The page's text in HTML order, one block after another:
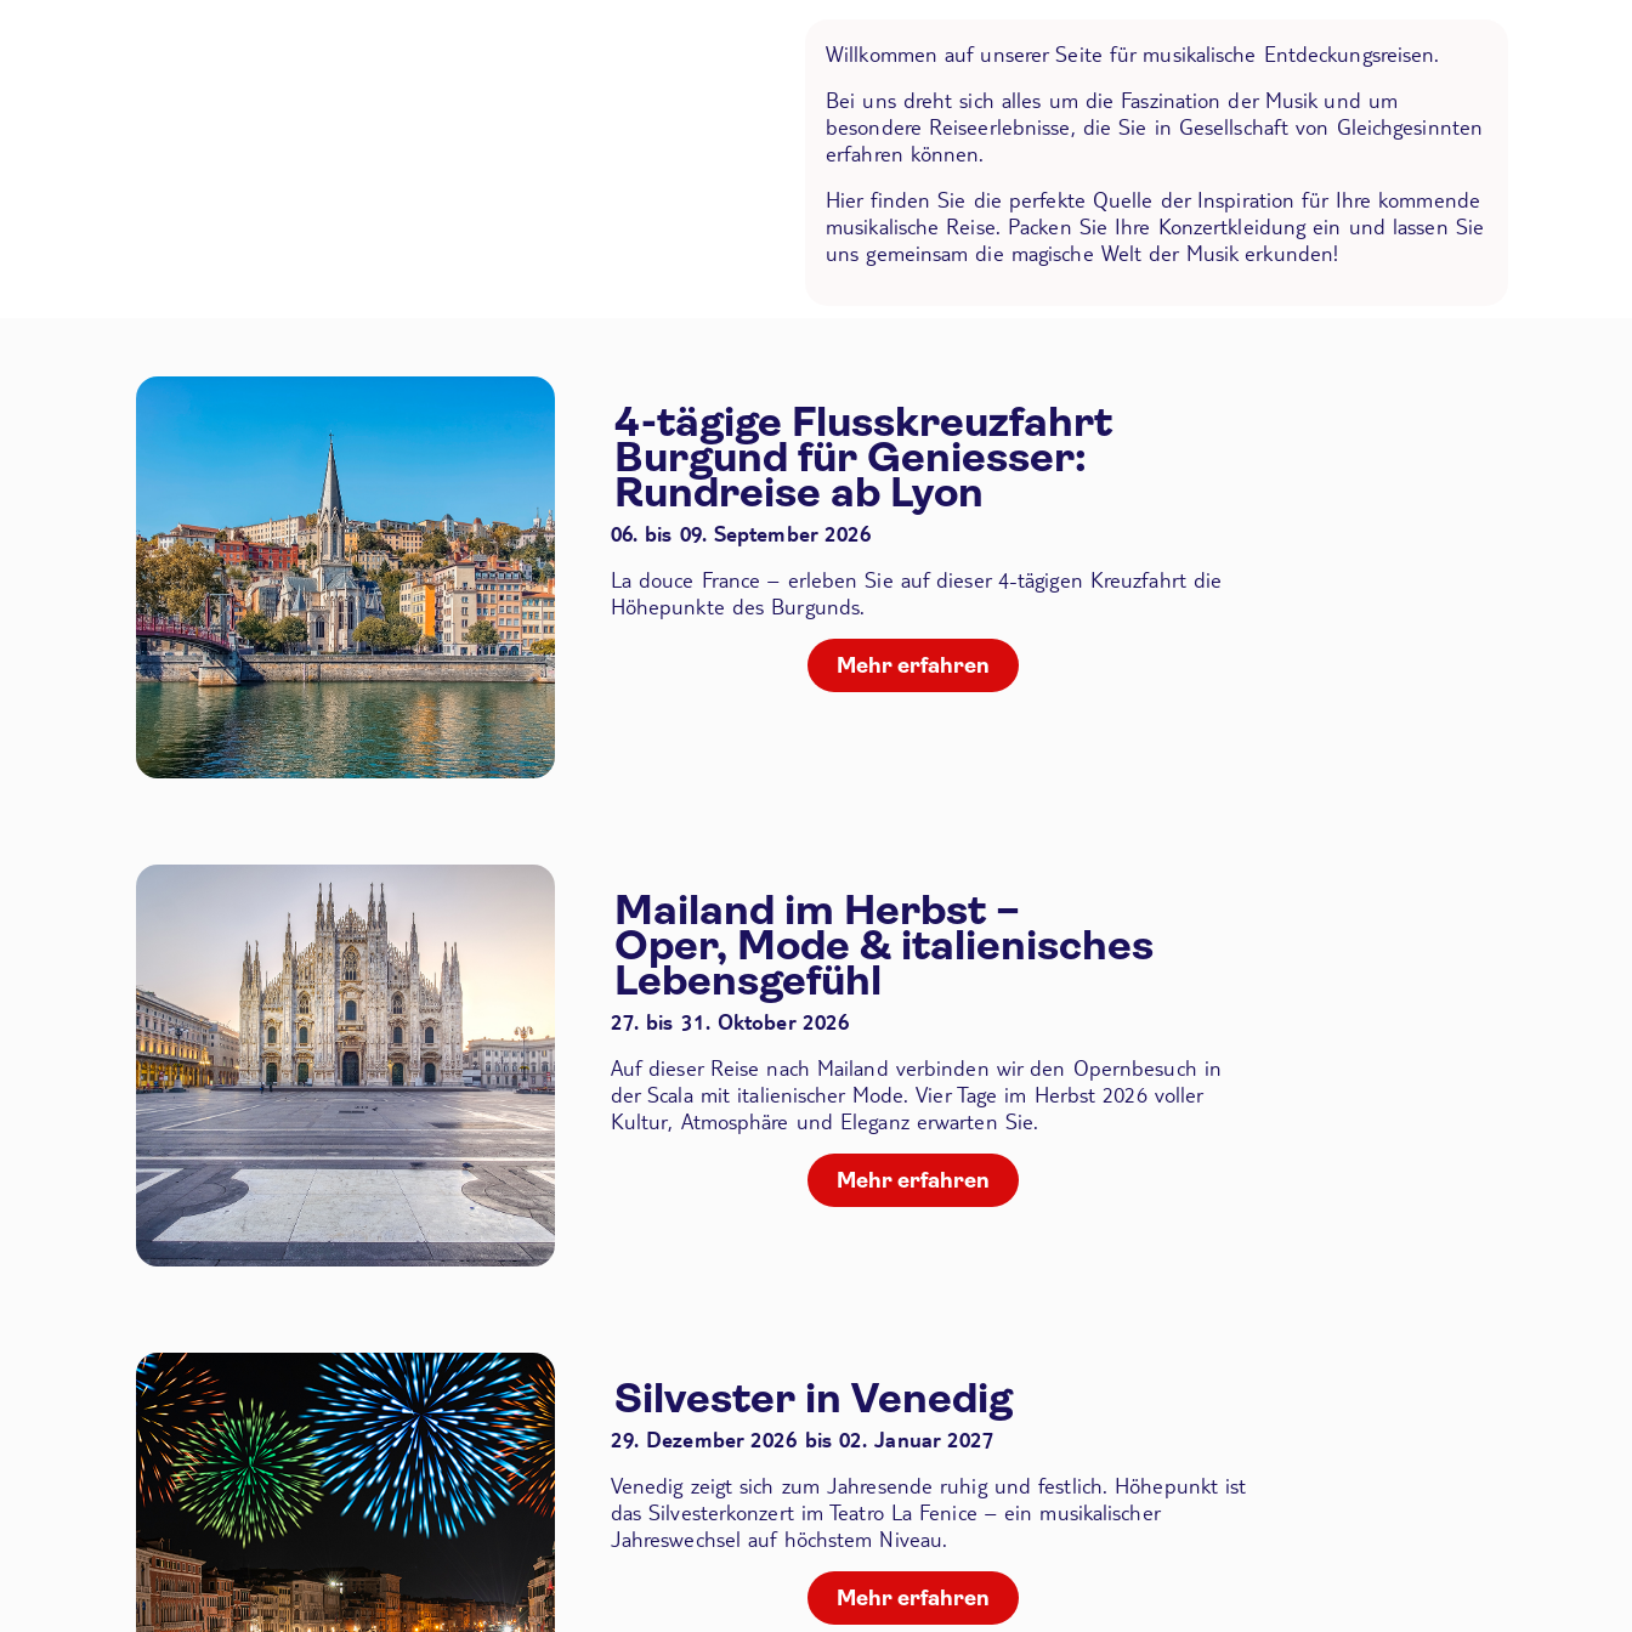
Willkommen auf unserer Seite für musikalische Entdeckungsreisen.
Bei uns dreht sich alles um die Faszination der Musik und um
besondere Reiseerlebnisse, die Sie in Gesellschaft von Gleichgesinnten
erfahren können.
Hier finden Sie die perfekte Quelle der Inspiration für Ihre kommende
musikalische Reise. Packen Sie Ihre Konzertkleidung ein und lassen Sie
uns gemeinsam die magische Welt der Musik erkunden!
4-tägige Flusskreuzfahrt
Burgund für Geniesser:
Rundreise ab Lyon
06. bis 09. September 2026
La douce France – erleben Sie auf dieser 4-tägigen Kreuzfahrt die
Höhepunkte des Burgunds.
Mehr erfahren
Mailand im Herbst –
Oper, Mode & italienisches
Lebensgefühl
27. bis 31. Oktober 2026
Auf dieser Reise nach Mailand verbinden wir den Opernbesuch in
der Scalamit italienischer Mode. Vier Tage im Herbst 2026 voller
Kultur, Atmosphäre und Eleganz erwarten Sie.
Mehr erfahren
Silvester in Venedig
29. Dezember 2026 bis 02. Januar 2027
Venedig zeigt sich zum Jahresende ruhig und festlich. Höhepunkt ist
das Silvesterkonzert im Teatro La Fenice – ein musikalischer
Jahreswechsel auf höchstem Niveau.
Mehr erfahren